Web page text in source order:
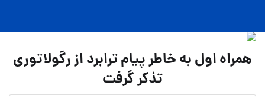
همراه اول به خاطر پیام ترابرد از رگولاتوری
تذکر گرفت